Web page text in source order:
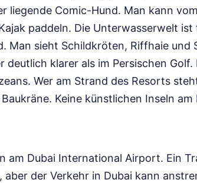
liegende Comic-Hund. Man kann
paddeln. Die Unterwasserwelt
Man sieht Schildkröten, Riffhaie und
deutlich klarer als im Persischen
Wer am Strand des Resorts
Keine künstlichen Inseln
am Dubai International Airport. Ein
der Verkehr in Dubai kann